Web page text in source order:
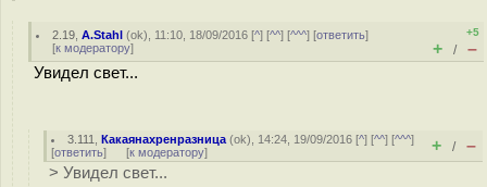
2.19 ,A.Stahl (ok), 11:10, 18/09/2016 [^] [^^] [^^^] [ответить]
[к модератору]
+5
+ / –
Увидел свет...
3.111 ,Какаянахренразница (ok), 14:24, 19/09/2016 [^] [^^] [^^^]
[ответить] [к модератору] + / –
> Увидел свет...